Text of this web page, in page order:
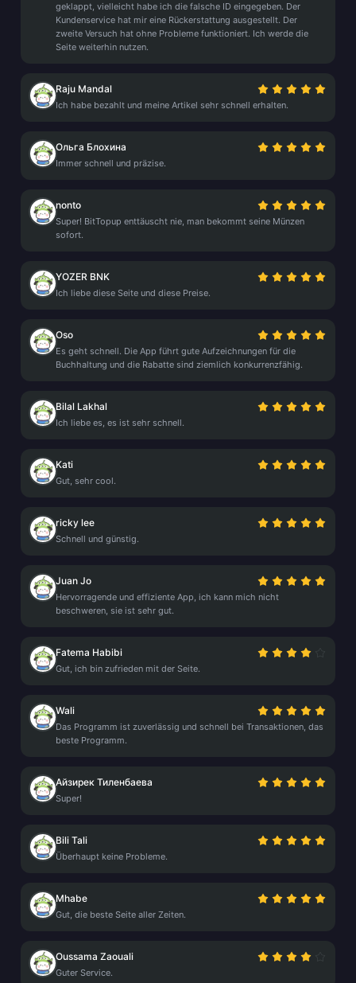
geklappt, vielleicht habe ich die falsche ID eingegeben. Der
Kundenservice hat mir eine Rückerstattung ausgestellt. Der
zweite Versuch hat ohne Probleme funktioniert. Ich werde die
Seite weiterhin nutzen.
Raju Mandal
Ich habe bezahlt und meine Artikel sehr schnell erhalten.
Ольга Блохина
Immer schnell und präzise.
nonto
Super! BitTopup enttäuscht nie, man bekommt seine Münzen
sofort.
YOZER BNK
Ich liebe diese Seite und diese Preise.
Oso
Es geht schnell. Die App führt gute Aufzeichnungen für die
Buchhaltung und die Rabatte sind ziemlich konkurrenzfähig.
Bilal Lakhal
Ich liebe es, es ist sehr schnell.
Kati
Gut, sehr cool.
ricky lee
Schnell und günstig.
Juan Jo
Hervorragende und effiziente App, ich kann mich nicht
beschweren, sie ist sehr gut.
Fatema Habibi
Gut, ich bin zufrieden mit der Seite.
Wali
Das Programm ist zuverlässig und schnell bei Transaktionen, das
beste Programm.
Айзирек Тиленбаева
Super!
Bili Tali
Überhaupt keine Probleme.
Mhabe
Gut, die beste Seite aller Zeiten.
Oussama Zaouali
Guter Service.